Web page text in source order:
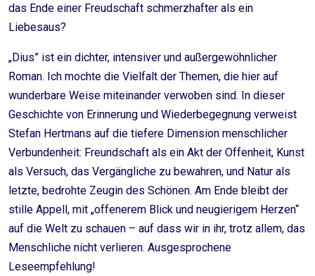
das Ende einer Freudschaft schmerzhafter als ein
Liebesaus?
„Dius” ist ein dichter, intensiver und außergewöhnlicher
Roman. Ich mochte die Vielfalt der Themen, die hier auf
wunderbare Weise miteinander verwoben sind. In dieser
Geschichte von Erinnerung und Wiederbegegnung verweist
Stefan Hertmans auf die tiefere Dimension menschlicher
Verbundenheit: Freundschaft als ein Akt der Offenheit, Kunst
als Versuch, das Vergängliche zu bewahren, und Natur als
letzte, bedrohte Zeugin des Schönen. Am Ende bleibt der
stille Appell, mit „offenerem Blick und neugierigem Herzen“
auf die Welt zu schauen – auf dass wir in ihr, trotz allem, das
Menschliche nicht verlieren. Ausgesprochene
Leseempfehlung!